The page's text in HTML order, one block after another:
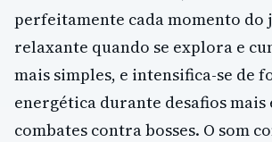
perfeitamente cada momento do
relaxante quando se explora e
mais simples, e intensifica-se de
energética durante desafios mais
combates contra bosses. O som